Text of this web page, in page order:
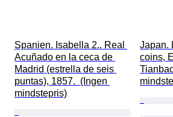
Spanien. Isabella 2.. Real
Acuñado en la ceca de
Madrid (estrella de seis
puntas), 1857.  (Ingen
mindstepris)
Japan.
coins,